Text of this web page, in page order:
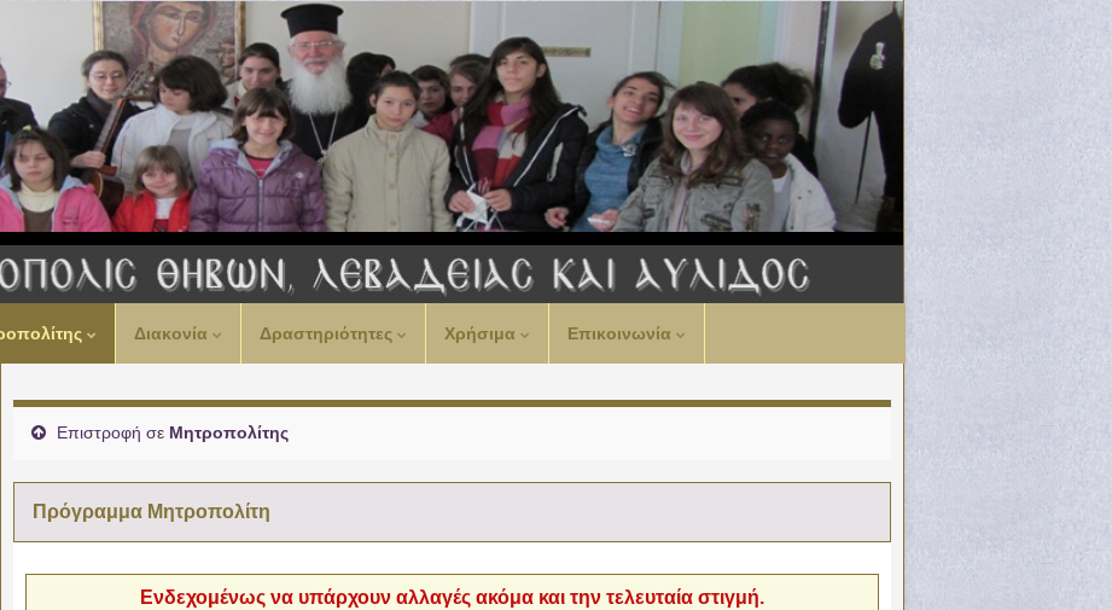
Διακονία Δραστηριότητες Χρήσιμα Επικοινωνία
Επιστροφή σε Μητροπολίτης
Πρόγραμμα Μητροπολίτη
Ενδεχομένως να υπάρχουν αλλαγές ακόμα και την τελευταία στιγμή.
00:00
02:00